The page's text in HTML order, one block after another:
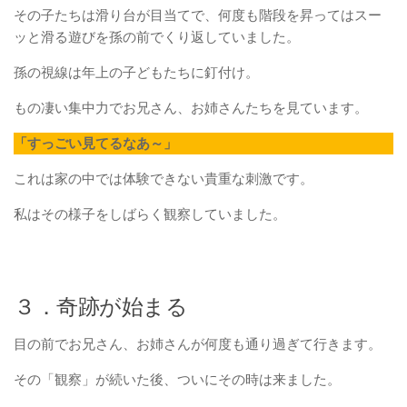
その子たちは滑り台が目当てで、何度も階段を昇ってはスー
ッと滑る遊びを孫の前でくり返していました。
孫の視線は年上の子どもたちに釘付け。
もの凄い集中力でお兄さん、お姉さんたちを見ています。
「すっごい見てるなあ～」
これは家の中では体験できない貴重な刺激です。
私はその様子をしばらく観察していました。
３．奇跡が始まる
目の前でお兄さん、お姉さんが何度も通り過ぎて行きます。
その「観察」が続いた後、ついにその時は来ました。